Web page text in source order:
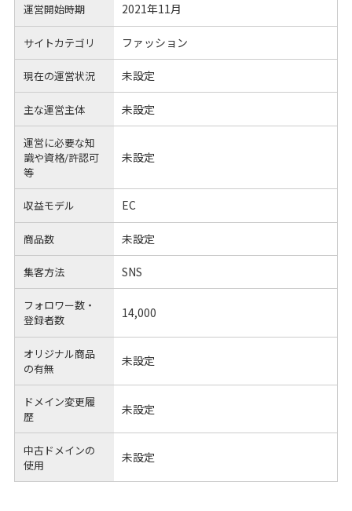
運営開始時期 2021年11月
サイトカテゴリ ファッション
現在の運営状況 未設定
主な運営主体 未設定
運営に必要な知
識や資格/許認可
等
未設定
収益モデル EC
商品数 未設定
集客方法 SNS
フォロワー数・
登録者数
14,000
オリジナル商品
の有無
未設定
ドメイン変更履
歴
未設定
中古ドメインの
使用
未設定